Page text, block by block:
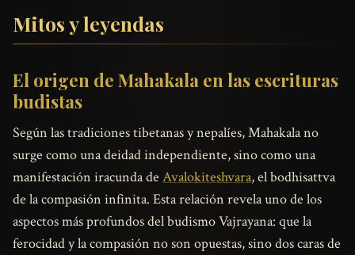
Mitos y leyendas
El origen de Mahakala en las escrituras
budistas
Según las tradiciones tibetanas y nepalíes, Mahakala no
surge como una deidad independiente, sino como una
manifestación iracunda de Avalokiteshvara, el bodhisattva
de la compasión infinita. Esta relación revela uno de los
aspectos más profundos del budismo Vajrayana: que la
ferocidad y la compasión no son opuestas, sino dos caras de